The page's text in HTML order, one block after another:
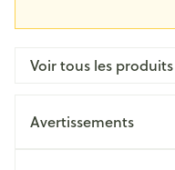
Voir tous les
Avertissements